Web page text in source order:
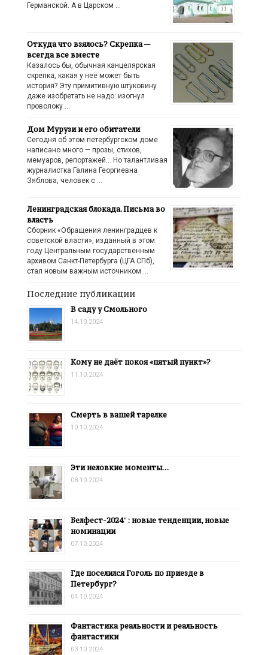
Германской. А в Царском …
Откуда что взялось? Скрепка —
всегда все вместе
Казалось бы, обычная канцелярская
скрепка, какая у неё может быть
история? Эту примитивную штуковину
даже изобретать не надо: изогнул
проволоку …
Дом Мурузи и его обитатели
Сегодня об этом петербургском доме
написано много — прозы, стихов,
мемуаров, репортажей… Но талантливая
журналистка Галина Георгиевна
Зяблова, человек с …
Ленинградская блокада. Письма во
власть
Сборник «Обращения ленинградцев к
советской власти», изданный в этом
году Центральным государственным
архивом Санкт-Петербурга (ЦГА СПб),
стал новым важным источником …
Последние публикации
В саду у Смольного
14.10.2024
Кому не даёт покоя «пятый пункт»?
11.10.2024
Смерть в вашей тарелке
10.10.2024
Эти неловкие моменты…
08.10.2024
Белфест-2024″: новые тенденции, новые
номинации
07.10.2024
Где поселился Гоголь по приезде в
Петербург?
04.10.2024
Фантастика реальности и реальность
фантастики
03.10.2024